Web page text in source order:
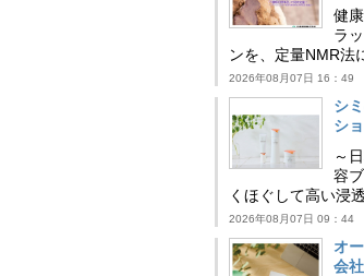
健
ラ
ンを、定量NMR法
2026年08月07日 16：49
シ
シ
～
容
くほぐして高い浸
2026年08月07日 09：44
オ
会